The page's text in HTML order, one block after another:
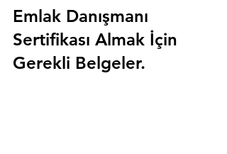
Emlak Danışmanı
Sertifikası Almak İçin
Gerekli Belgeler.